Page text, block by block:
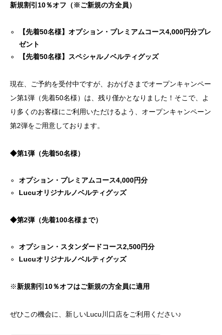
新規割引10％オフ（※ご新規の方全員）
【先着50名様】オプション・プレミアムコース4,000円分プレ
ゼント
【先着50名様】スペシャルノベルティグッズ
現在、ご予約を受付中ですが、おかげさまでオープンキャンペー
ン第1弾（先着50名様）は、残り僅かとなりました！そこで、よ
り多くのお客様にご利用いただけるよう、オープンキャンペーン
第2弾をご用意しております。
◆第1弾（先着50名様）
オプション・プレミアムコース4,000円分
Lucuオリジナルノベルティグッズ
◆第2弾（先着100名様まで）
オプション・スタンダードコース2,500円分
Lucuオリジナルノベルティグッズ
※新規割引10％オフはご新規の方全員に適用
ぜひこの機会に、新しいLucu川口店をご利用ください♪
NEWS
会社概要